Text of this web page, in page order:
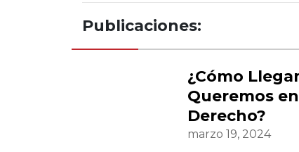
Publicaciones:
¿Cómo
Queremos
Derecho?
marzo 19, 2024